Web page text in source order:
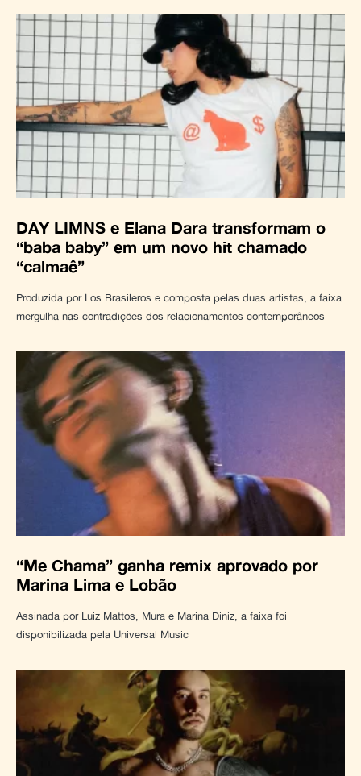
DAY LIMNS e Elana Dara transformam o
“baba baby” em um novo hit chamado
“calmaê”
Produzida por Los Brasileros e composta pelas duas artistas, a faixa
mergulha nas contradições dos relacionamentos contemporâneos
“Me Chama” ganha remix aprovado por
Marina Lima e Lobão
Assinada por Luiz Mattos, Mura e Marina Diniz, a faixa foi
disponibilizada pela Universal Music